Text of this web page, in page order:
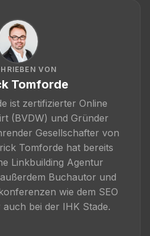
VON
Tomforde
ist zertifizierter Online
(BVDW) und Gründer
Gesellschafter von
Tomforde hat bereits
Linkbuilding Agentur
Buchautor und
wie dem SEO
bei der IHK Stade.